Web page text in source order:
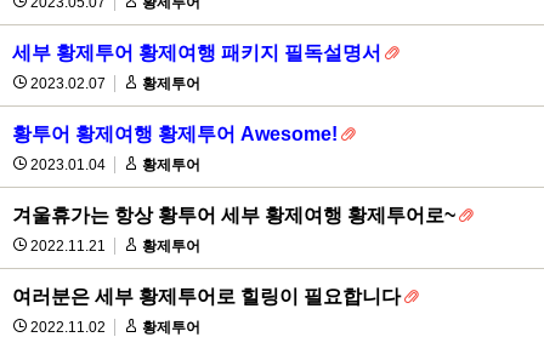
세부 황제투어 황제여행 패키지 필독설명서
2023.02.07 황제투어
황투어 황제여행 황제투어 Awesome!
2023.01.04 황제투어
겨울휴가는 항상 황투어 세부 황제여행 황제투어로~
2022.11.21 황제투어
여러분은 세부 황제투어로 힐링이 필요합니다
2022.11.02 황제투어